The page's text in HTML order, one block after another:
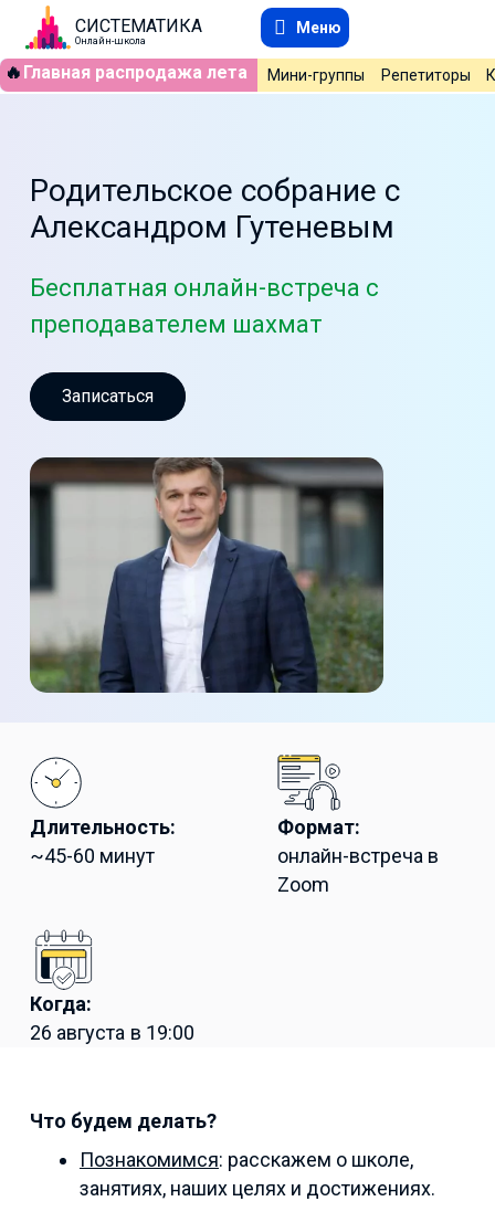
СИСТЕМАТИКА
Онлайн-школа
Меню
🔥 Главная распродажа лета Мини-группы Репетиторы
Родительское собрание с
Александром Гутеневым
Бесплатная онлайн-встреча с
преподавателем шахмат
Записаться
Длительность:
~45-60 минут
Формат:
онлайн-встреча в
Zoom
Когда:
26 августа в 19:00
Что будем делать?
Познакомимся: расскажем о школе,
занятиях, наших целях и достижениях.